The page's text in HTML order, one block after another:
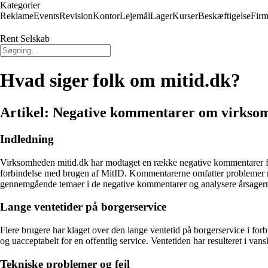
Kategorier
ReklameEventsRevisionKontorLejemålLagerKurserBeskæftigelse
Rent Selskab
Hvad siger folk om mitid.dk?
Artikel: Negative kommentarer om
Indledning
Virksomheden mitid.dk har modtaget en række negative kommentarer
forbindelse med brugen af MitID. Kommentarerne omfatter
gennemgående temaer i de negative kommentarer og analysere
Lange ventetider på borgerservice
Flere brugere har klaget over den lange ventetid på borgerservice i
og uacceptabelt for en offentlig service. Ventetiden har resulteret i
Tekniske problemer og fejl